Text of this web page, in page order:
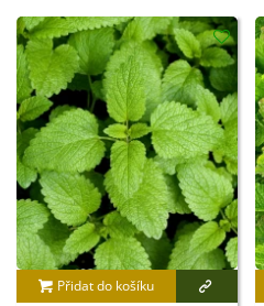
Přidat do košíku